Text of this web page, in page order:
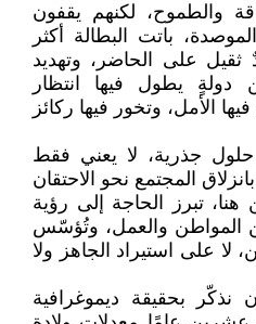
والطموح، لكنهم يقفون
باتت البطالة أكثر
ثقيل على الحاضر، وتهديد
يطول فيها انتظار
الأمل، وتخور فيها ركائز
حلول جذرية، لا يعني فقط
المجتمع نحو الاحتقان
تبرز الحاجة إلى رؤية
المواطن والعمل، وتُؤسّس
لا على استيراد الجاهز ولا
نذكّر بحقيقة ديموغرافية